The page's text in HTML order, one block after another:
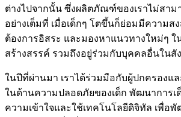
ต่างไปจากนั้น ซึ่งผลิตภัณฑ์ของเราไม่สาม
อย่างเต็มที่ เมื่อเด็กๆ โตขึ้นก็ย่อมมีความส
ต้องการอิสระ และมองหาแนวทางใหม่ๆ ใ
สร้างสรรค์ รวมถึงอยู่ร่วมกับบุคคลอื่นในสั
ในปีที่ผ่านมา เราได้ร่วมมือกับผู้ปกครองแ
ในด้านความปลอดภัยของเด็ก พัฒนาการเ
ความเข้าใจและใช้เทคโนโลยีดิจิทัล เพื่อ